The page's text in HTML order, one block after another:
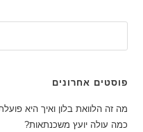
התנאים
פוסטים אחרונים
מה זה הלוואת בלון ואיך היא
כמה עולה יועץ משכנתאות?